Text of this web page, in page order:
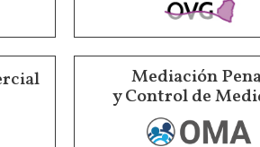
Mediación
y Control de